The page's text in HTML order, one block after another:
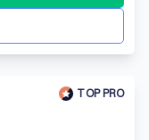
TOP PRO